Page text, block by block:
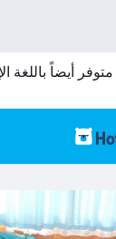
متوفر أيضاً باللغة